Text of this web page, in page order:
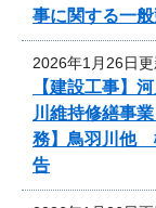
事に関する一
2026年1月26日
【建設工事】
川維持修繕事
務】鳥羽川他
告